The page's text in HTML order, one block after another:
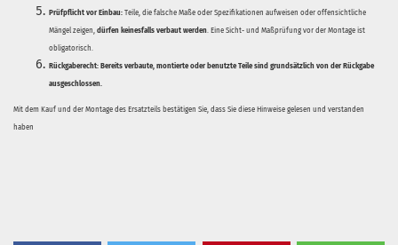
Prüfpflicht vor Einbau: Teile, die falsche Maße oder Spezifikationen aufweisen oder offensichtliche
Mängel zeigen, dürfen keinesfalls verbaut werden. Eine Sicht- und Maßprüfung vor der Montage ist
obligatorisch.
Rückgaberecht: Bereits verbaute, montierte oder benutzte Teile sind grundsätzlich von der Rückgabe
ausgeschlossen.
Mit dem Kauf und der Montage des Ersatzteils bestätigen Sie, dass Sie diese Hinweise gelesen und verstanden
haben